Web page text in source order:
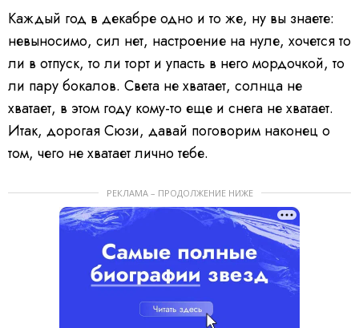
Каждый год в декабре одно и то же, ну вы знаете:
невыносимо, сил нет, настроение на нуле, хочется то
ли в отпуск, то ли торт и упасть в него мордочкой, то
ли пару бокалов. Света не хватает, солнца не
хватает, в этом году кому-то еще и снега не хватает.
Итак, дорогая Сюзи, давай поговорим наконец о
том, чего не хватает лично тебе.
РЕКЛАМА – ПРОДОЛЖЕНИЕ НИЖЕ